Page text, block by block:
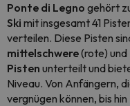
Ponte di Legno gehört
Ski mit insgesamt 41
verteilen. Diese Pisten
mittelschwere(rote) und
Pisten unterteilt und
Niveau. Von Anfängern,
vergnügen können, bis